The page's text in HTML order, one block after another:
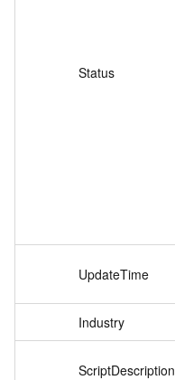
Status
UpdateTime
Industry
ScriptDescription